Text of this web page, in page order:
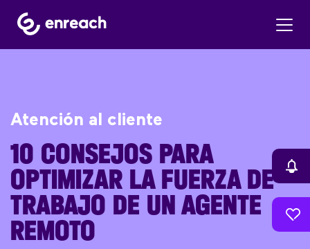
Atención al cliente
10 CONSEJOS PARA
OPTIMIZAR LA FUERZA DE
TRABAJO DE UN AGENTE
REMOTO